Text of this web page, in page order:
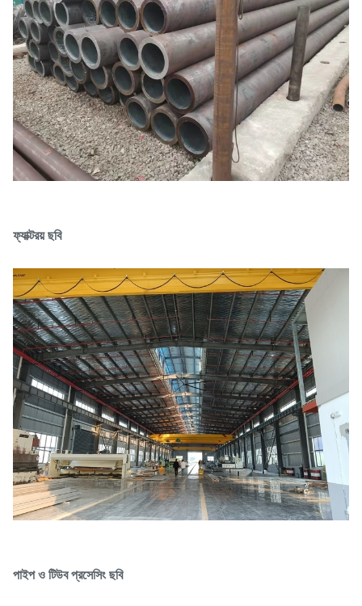
ফ্যাক্টরয় ছবি
পাইপ ও টিউব প্রসেসিং ছবি